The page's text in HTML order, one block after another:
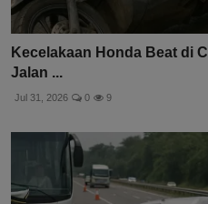
Kecelakaan Honda Beat di
Jalan ...
Jul 31, 2026 0 9